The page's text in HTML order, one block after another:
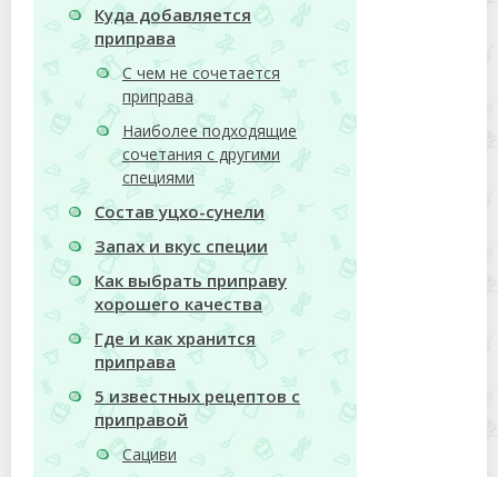
Куда добавляется
приправа
С чем не сочетается
приправа
Наиболее подходящие
сочетания с другими
специями
Состав уцхо-сунели
Запах и вкус специи
Как выбрать приправу
хорошего качества
Где и как хранится
приправа
5 известных рецептов с
приправой
Сациви